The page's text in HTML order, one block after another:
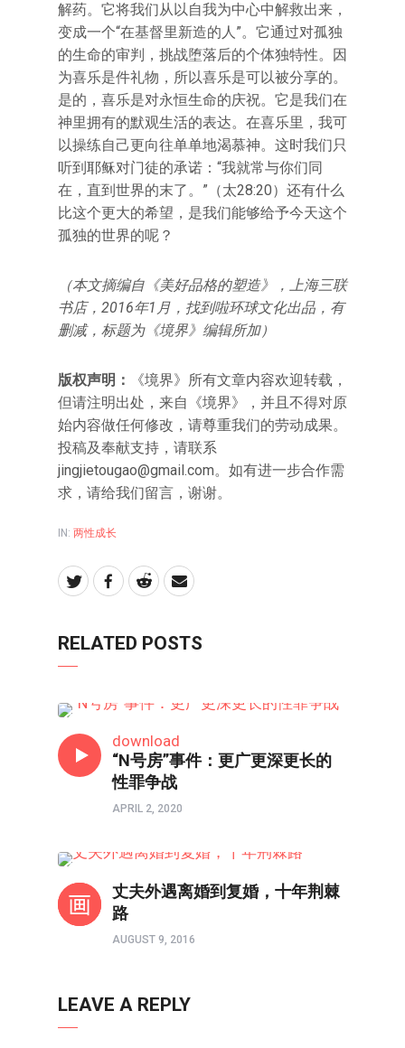
解药。它将我们从以自我为中心中解救出来，
变成一个“在基督里新造的人”。它通过对孤独
的生命的审判，挑战堕落后的个体独特性。因
为喜乐是件礼物，所以喜乐是可以被分享的。
是的，喜乐是对永恒生命的庆祝。它是我们在
神里拥有的默观生活的表达。在喜乐里，我可
以操练自己更向往单单地渴慕神。这时我们只
听到耶稣对门徒的承诺：“我就常与你们同
在，直到世界的末了。”（太28:20）还有什么
比这个更大的希望，是我们能够给予今天这个
孤独的世界的呢？
（本文摘编自《美好品格的塑造》，上海三联
书店，2016年1月，找到啦环球文化出品，有
删减，标题为《境界》编辑所加）
版权声明：
《境界》所有文章内容欢迎转载，
但请注明出处，来自《境界》，并且不得对原
始内容做任何修改，请尊重我们的劳动成果。
投稿及奉献支持，请联系
jingjietougao@gmail.com。如有进一步合作需
求，请给我们留言，谢谢。
IN: 两性成长
RELATED POSTS
download
“N号房”事件：更广更深更长的
性罪争战
APRIL 2, 2020
丈夫外遇离婚到复婚，十年荆棘
路
AUGUST 9, 2016
LEAVE A REPLY